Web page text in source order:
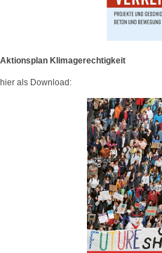
Aktionsplan Klimagerechtigkeit
hier als Download: